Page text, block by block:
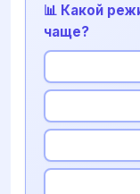
📊 Какой
чаще?